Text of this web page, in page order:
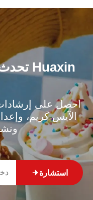
تحدث إلى مدير مبيعات من Huaxin
احصل على
الآيس كريم،
استشارة